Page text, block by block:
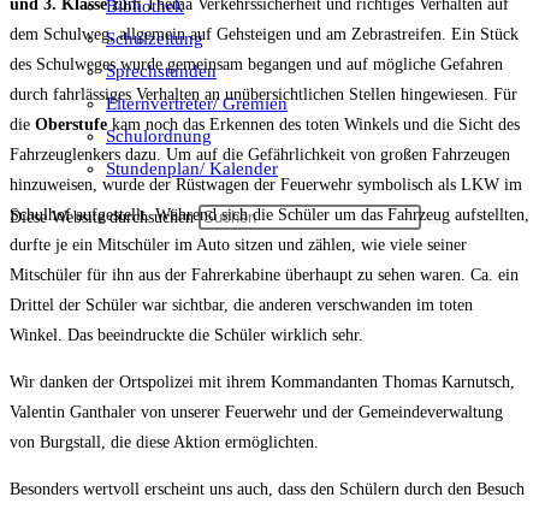
Bibliothek
Schulzeitung
Sprechstunden
Elternvertreter/ Gremien
Schulordnung
Stundenplan/ Kalender
Diese Website durchsuchen
und 3. Klassezum Thema Verkehrssicherheit und richtiges Verhalten auf
dem Schulweg, allgemein auf Gehsteigen und am Zebrastreifen. Ein Stück
des Schulweges wurde gemeinsam begangen und auf mögliche Gefahren
durch fahrlässiges Verhalten an unübersichtlichen Stellen hingewiesen. Für
die Oberstufe kam noch das Erkennen des toten Winkels und die Sicht des
Fahrzeuglenkers dazu. Um auf die Gefährlichkeit von großen Fahrzeugen
hinzuweisen, wurde der Rüstwagen der Feuerwehr symbolisch als LKW im
Schulhof aufgestellt. Während sich die Schüler um das Fahrzeug aufstellten,
durfte je ein Mitschüler im Auto sitzen und zählen, wie viele seiner
Mitschüler für ihn aus der Fahrerkabine überhaupt zu sehen waren. Ca. ein
Drittel der Schüler war sichtbar, die anderen verschwanden im toten
Winkel. Das beeindruckte die Schüler wirklich sehr.
Wir danken der Ortspolizei mit ihrem Kommandanten Thomas Karnutsch,
Valentin Ganthaler von unserer Feuerwehr und der Gemeindeverwaltung
von Burgstall, die diese Aktion ermöglichten.
Besonders wertvoll erscheint uns auch, dass den Schülern durch den Besuch